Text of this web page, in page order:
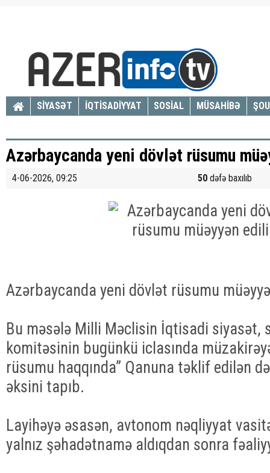
SİYASƏT İQTİSADİYYAT SOSİAL MÜSAHİBƏ
Azərbaycanda yeni dövlət rüsumu
4-06-2026, 09:25 50 dəfə baxılıb
Azərbaycanda yeni dövlət rüsumu
Bu məsələ Milli Məclisin İqtisadi siyasət,
komitəsinin bugünkü iclasında
rüsumu haqqında” Qanuna təklif edilən
əksini tapıb.
Layihəyə əsasən, avtonom nəqliyyat
yalnız şəhadətnamə aldıqdan sonra